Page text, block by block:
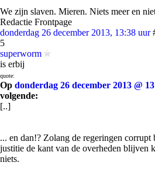
We zijn slaven. Mieren. Niets meer en
Redactie Frontpage
donderdag 26 december 2013, 13:38 uur
5
superworm
is erbij
quote:
Op donderdag 26 december 2013 @
volgende:
[..]
... en dan!? Zolang de regeringen corrupt
justitie de kant van de overheden blijven
niets.